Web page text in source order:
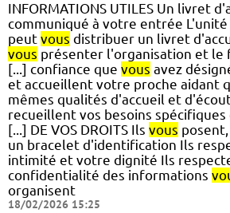
INFORMATIONS UTILES Un livret
communiqué à votre entrée L'unité
peut vous distribuer un livret
vous présenter l'organisation et le
[...] confiance que vous avez
et accueillent votre proche aidant
mêmes qualités d'accueil et
recueillent vos besoins spécifiques
[...] DE VOS DROITS Ils vous
un bracelet d'identification Ils
intimité et votre dignité Ils
confidentialité des informations
organisent
18/02/2026 15:25